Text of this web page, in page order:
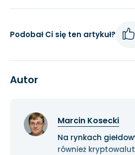
Podobał Ci się ten artykuł?
Autor
Marcin Kosecki
Na rynkach
również